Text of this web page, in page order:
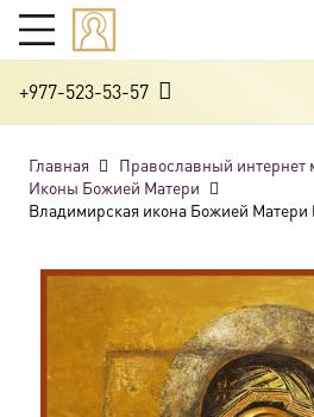
+977-523-53-57
Главная
Православный интернет
Иконы Божией Матери
Владимирская икона Божией Матери